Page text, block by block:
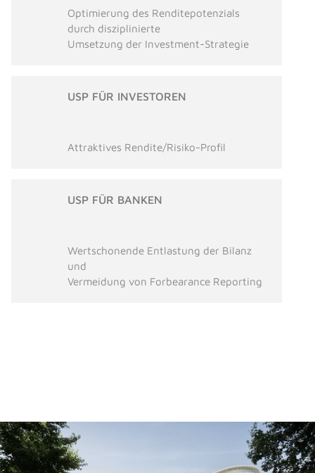
Optimierung des Renditepotenzials
durch disziplinierte
Umsetzung der Investment-Strategie
USP FÜR INVESTOREN
Attraktives Rendite/Risiko-Profil
USP FÜR BANKEN
Wertschonende Entlastung der Bilanz
und
Vermeidung von Forbearance Reporting